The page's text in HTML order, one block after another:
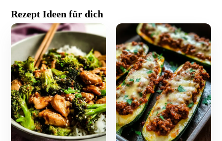
c
e
b
o
o
k
at
s
A
p
p
er
e
st
ai
l
le
n
Rezept Ideen für dich